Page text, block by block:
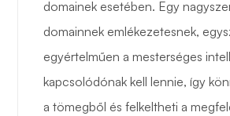
domainek esetében. Egy
domainnek emlékezetesnek,
egyértelműen a mesterséges
kapcsolódónak kell lennie, így
a tömegből és felkeltheti a